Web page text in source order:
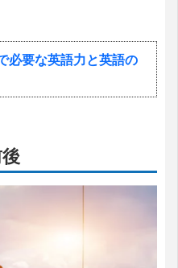
必要な英語力と英語の